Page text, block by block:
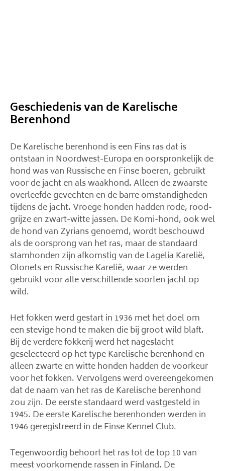
Geschiedenis van de Karelische
Berenhond
De Karelische berenhond is een Fins ras dat is
ontstaan ​​in Noordwest-Europa en oorspronkelijk de
hond was van Russische en Finse boeren, gebruikt
voor de jacht en als waakhond. Alleen de zwaarste
overleefde gevechten en de barre omstandigheden
tijdens de jacht. Vroege honden hadden rode, rood-
grijze en zwart-witte jassen. De Komi-hond, ook wel
de hond van Zyrians genoemd, wordt beschouwd
als de oorsprong van het ras, maar de standaard
stamhonden zijn afkomstig van de Lagelia Karelië,
Olonets en Russische Karelië, waar ze werden
gebruikt voor alle verschillende soorten jacht op
wild.
Het fokken werd gestart in 1936 met het doel om
een ​​stevige hond te maken die bij groot wild blaft.
Bij de verdere fokkerij werd het nageslacht
geselecteerd op het type Karelische berenhond en
alleen zwarte en witte honden hadden de voorkeur
voor het fokken. Vervolgens werd overeengekomen
dat de naam van het ras de Karelische berenhond
zou zijn. De eerste standaard werd vastgesteld in
1945. De eerste Karelische berenhonden werden in
1946 geregistreerd in de Finse Kennel Club.
Tegenwoordig behoort het ras tot de top 10 van
meest voorkomende rassen in Finland. De